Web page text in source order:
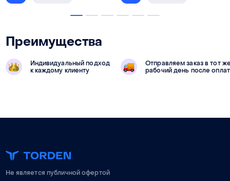
Преимущества
Индивидуальный подход
к каждому клиенту
Отправляем заказ в тот
рабочий день после
Не является публичной офертой